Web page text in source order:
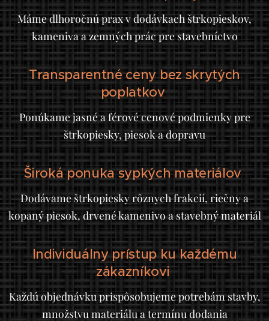
Máme dlhoročnú prax v dodávkach štrkopieskov,
kameniva a zemných prác pre stavebníctvo
Transparentné ceny bez skrytých
poplatkov
Ponúkame jasné a férové cenové podmienky pre
štrkopiesky, piesok a dopravu
Široká ponuka sypkých materiálov
Dodávame štrkopiesky rôznych frakcií, riečny a
kopaný piesok, drvené kamenivo a stavebný materiál
Individuálny prístup ku každému
zákazníkovi
Každú objednávku prispôsobujeme potrebám stavby,
množstvu materiálu a termínu dodania